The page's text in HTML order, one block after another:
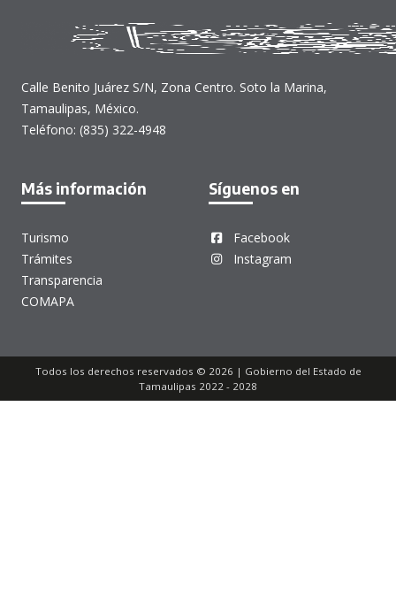
Calle Benito Juárez S/N, Zona Centro. Soto la Marina,
Tamaulipas, México.
Teléfono: (835) 322-4948
Más información
Turismo
Trámites
Transparencia
COMAPA
Síguenos en
Facebook
Instagram
Todos los derechos reservados © 2026 | Gobierno del Estado de
Tamaulipas 2022 - 2028